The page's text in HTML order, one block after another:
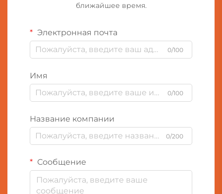
ближайшее время.
Электронная почта
0/100
Имя
0/100
Название компании
0/200
Сообщение